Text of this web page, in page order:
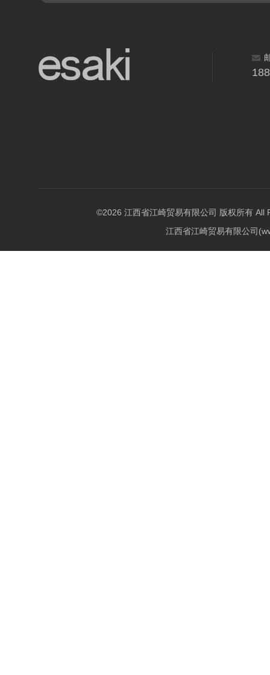
©2026 江西省江崎贸易有限公司 版权所有 All
江西省江崎贸易有限公司